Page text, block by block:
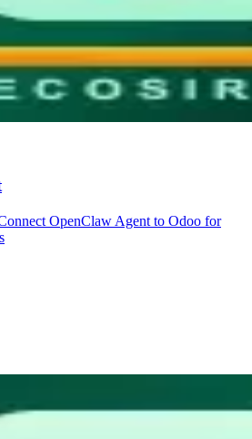
OpenClaw Agent to Odoo for